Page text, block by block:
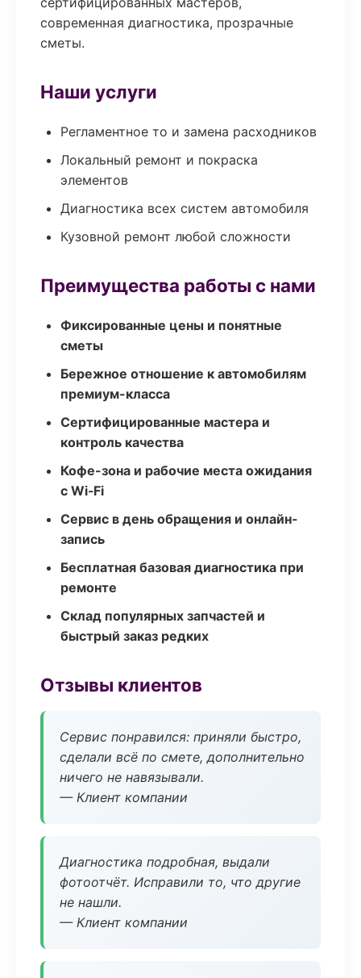
современная диагностика, прозрачные
сметы.
Наши услуги
Регламентное то и замена расходников
Локальный ремонт и покраска
элементов
Диагностика всех систем автомобиля
Кузовной ремонт любой сложности
Преимущества работы с нами
Фиксированные цены и понятные
сметы
Бережное отношение к автомобилям
премиум-класса
Сертифицированные мастера и
контроль качества
Кофе-зона и рабочие места ожидания
с Wi‑Fi
Сервис в день обращения и онлайн-
запись
Бесплатная базовая диагностика при
ремонте
Склад популярных запчастей и
быстрый заказ редких
Отзывы клиентов
Сервис понравился: приняли быстро,
сделали всё по смете, дополнительно
ничего не навязывали.
— Клиент компании
Диагностика подробная, выдали
фотоотчёт. Исправили то, что другие
не нашли.
— Клиент компании